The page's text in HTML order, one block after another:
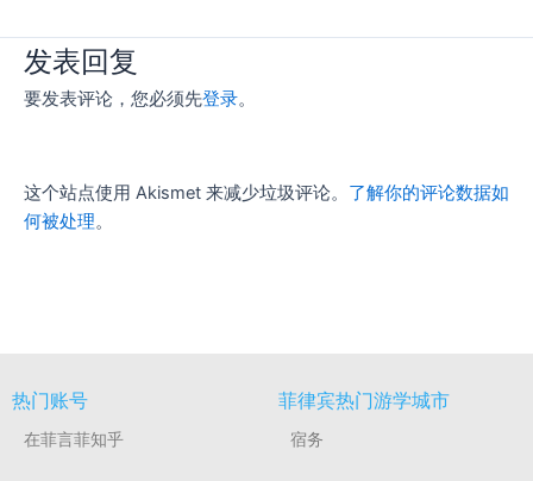
发表回复
要发表评论，您必须先登录。
这个站点使用 Akismet 来减少垃圾评论。 了解你的评论数据如
何被处理。
热门账号
在菲言菲知乎
菲律宾热门游学城市
宿务